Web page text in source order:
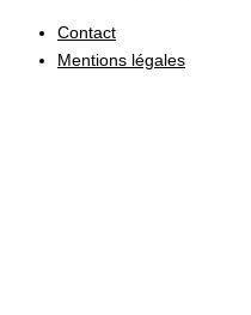
Contact
Mentions légales